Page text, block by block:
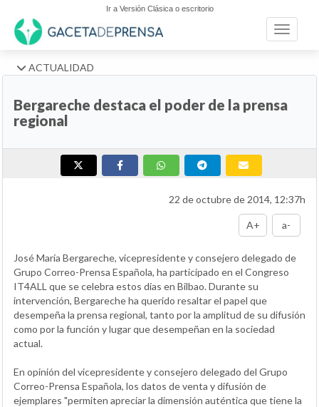
Ir a Versión Clásica o escritorio
Toggle
ACTUALIDAD
Bergareche destaca el poder de la prensa
regional
22 de octubre de 2014, 12:37h
A+ a-
José María Bergareche, vicepresidente y consejero delegado de
Grupo Correo-Prensa Española, ha participado en el Congreso
IT4ALL que se celebra estos días en Bilbao. Durante su
intervención, Bergareche ha querido resaltar el papel que
desempeña la prensa regional, tanto por la amplitud de su difusión
como por la función y lugar que desempeñan en la sociedad
actual.
En opinión del vicepresidente y consejero delegado del Grupo
Correo-Prensa Española, los datos de venta y difusión de
ejemplares "permiten apreciar la dimensión auténtica que tiene la